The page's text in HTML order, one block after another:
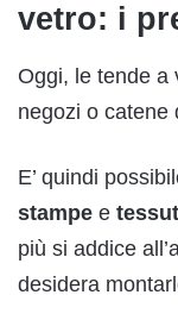
vetro: i
Oggi, le tende a
negozi o catene
E’ quindi
stampe e
più si addice
desidera